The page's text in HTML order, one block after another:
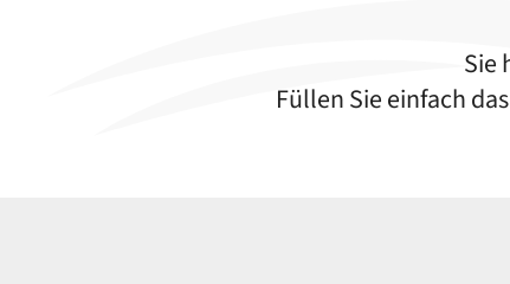
Sie
Füllen Sie einfach